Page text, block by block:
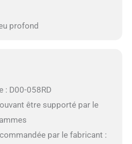
profond
: D00-058RD
être supporté par le
par le fabricant :